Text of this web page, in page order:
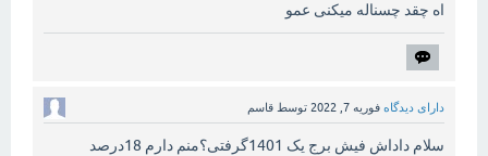
اه چقد چسناله میکنی عمو
دارای دیدگاه فوریه 7, 2022 توسط قاسم
سلام داداش فیش برج یک 1401گرفتی؟منم دارم 18درصد